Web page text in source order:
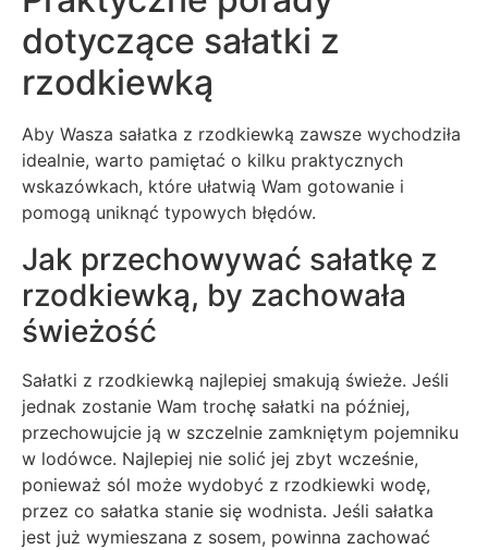
dotyczące sałatki z
rzodkiewką
Aby Wasza sałatka z rzodkiewką zawsze wychodziła
idealnie, warto pamiętać o kilku praktycznych
wskazówkach, które ułatwią Wam gotowanie i
pomogą uniknąć typowych błędów.
Jak przechowywać sałatkę z
rzodkiewką, by zachowała
świeżość
Sałatki z rzodkiewką najlepiej smakują świeże. Jeśli
jednak zostanie Wam trochę sałatki na później,
przechowujcie ją w szczelnie zamkniętym pojemniku
w lodówce. Najlepiej nie solić jej zbyt wcześnie,
ponieważ sól może wydobyć z rzodkiewki wodę,
przez co sałatka stanie się wodnista. Jeśli sałatka
jest już wymieszana z sosem, powinna zachować